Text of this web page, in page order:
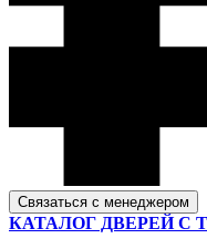
Связаться с менеджером
КАТАЛОГ ДВЕРЕЙ С